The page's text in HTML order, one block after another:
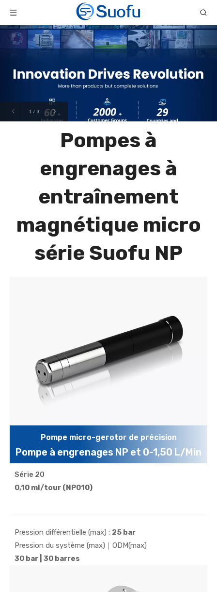
1 / 3
Pompes à
engrenages à
entraînement
magnétique micro
série Suofu NP
fonctionnement de 10 à 20 000 tr/min, cette pompe
l'efficacité du refroidissement par micro-liquide...
Pompe micro-gerotor de précision
Pompe à engrenages NP et 0-1,50 L/Min
Série 20
0,10 ml/tour (NP010)
Pression différentielle (max) : 25 bar
Pression du système (max)｜ODM(max)
30 bar | 30 barres